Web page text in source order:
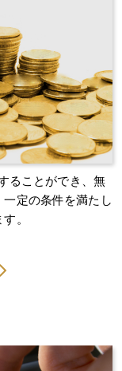
ることができ、無
定の条件を満たし
。